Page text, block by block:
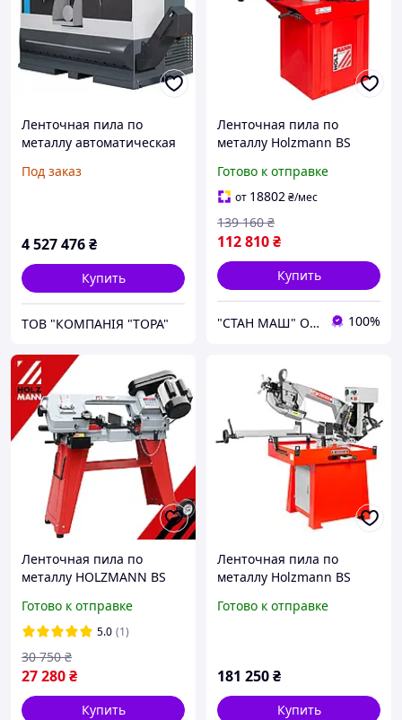
Ленточная пила по
металлу автоматическая
4.0
Под заказ
4 527 476₴
Купить
ТОВ "КОМПАНІЯ "ТОРА"
Ленточная пила по
металлу Holzmann BS
Готово к отправке
от 18802₴/мес
112 810₴
139 160 ₴
Купить
"СТАН МАШ" Официальный дилер TM: Holzmann, OPTImum, FDB Maschinen, Holzstar, Proma, Torin. 100%
Ленточная пила по
металлу HOLZMANN BS
Готово к отправке
5.0 (1)
27 280₴
30 750 ₴
Купить
Ленточная пила по
металлу Holzmann BS
Готово к отправке
181 250₴
Купить